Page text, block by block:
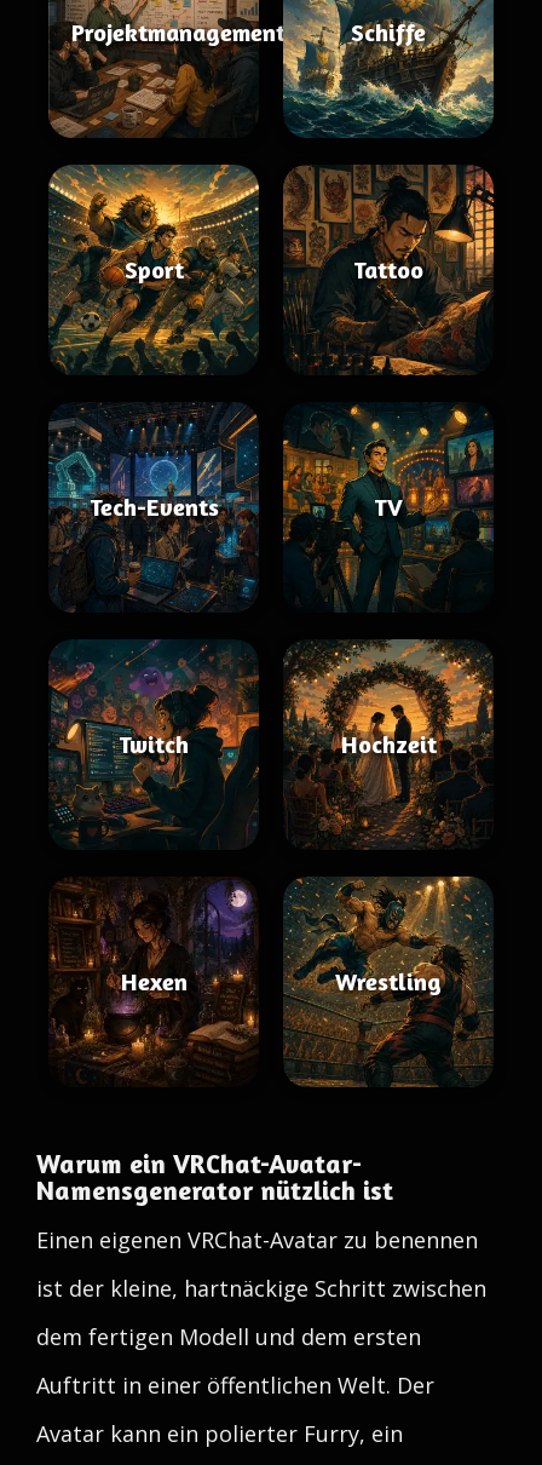
Projektmanagement Schiffe
Sport Tattoo
Tech-Events TV
Twitch Hochzeit
Hexen Wrestling
Warum ein VRChat-Avatar-
Namensgenerator nützlich ist
Einen eigenen VRChat-Avatar zu benennen
ist der kleine, hartnäckige Schritt zwischen
dem fertigen Modell und dem ersten
Auftritt in einer öffentlichen Welt. Der
Avatar kann ein polierter Furry, ein